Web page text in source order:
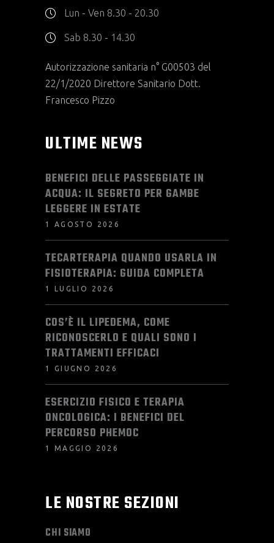
Lun - Ven 8.30 - 20.30
Sab 8.30 - 14.30
Autorizzazione sanitaria n° G00503 del
22/1/2020 Direttore Sanitario Dott.
Francesco Pizzo
ULTIME NEWS
BENEFICI DELLE PASSEGGIATE IN
ACQUA: IL SEGRETO PER GAMBE
LEGGERE IN ESTATE
1 AGOSTO 2026
TECARTERAPIA QUANDO USARLA IN
FISIOTERAPIA: GUIDA COMPLETA
1 LUGLIO 2026
COS’È IL LIPEDEMA, COME
RICONOSCERLO E QUALI SONO I
TRATTAMENTI EFFICACI
1 GIUGNO 2026
ESERCIZIO FISICO E TERAPIA
ONCOLOGICA: I BENEFICI DEL
PERCORSO PHEMOC
1 MAGGIO 2026
LE NOSTRE SEZIONI
CHI SIAMO